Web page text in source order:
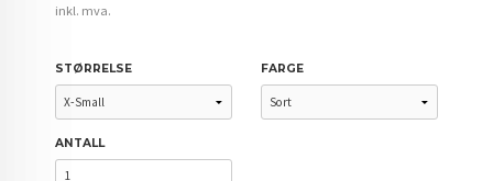
inkl. mva.
STØRRELSE FARGE
ANTALL